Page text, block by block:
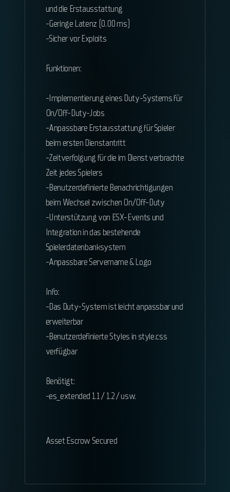
und die Erstausstattung
-Geringe Latenz (0.00 ms)
-Sicher vor Exploits
Funktionen:
-Implementierung eines Duty-Systems für
On/Off-Duty-Jobs
-Anpassbare Erstausstattung für Spieler
beim ersten Dienstantritt
-Zeitverfolgung für die im Dienst verbrachte
Zeit jedes Spielers
-Benutzerdefinierte Benachrichtigungen
beim Wechsel zwischen On/Off-Duty
-Unterstützung von ESX-Events und
Integration in das bestehende
Spielerdatenbanksystem
-Anpassbare Servername & Logo
Info:
-Das Duty-System ist leicht anpassbar und
erweiterbar
-Benutzerdefinierte Styles in style.css
verfügbar
Benötigt:
-es_extended 1.1 / 1.2 / usw.
Asset Escrow Secured